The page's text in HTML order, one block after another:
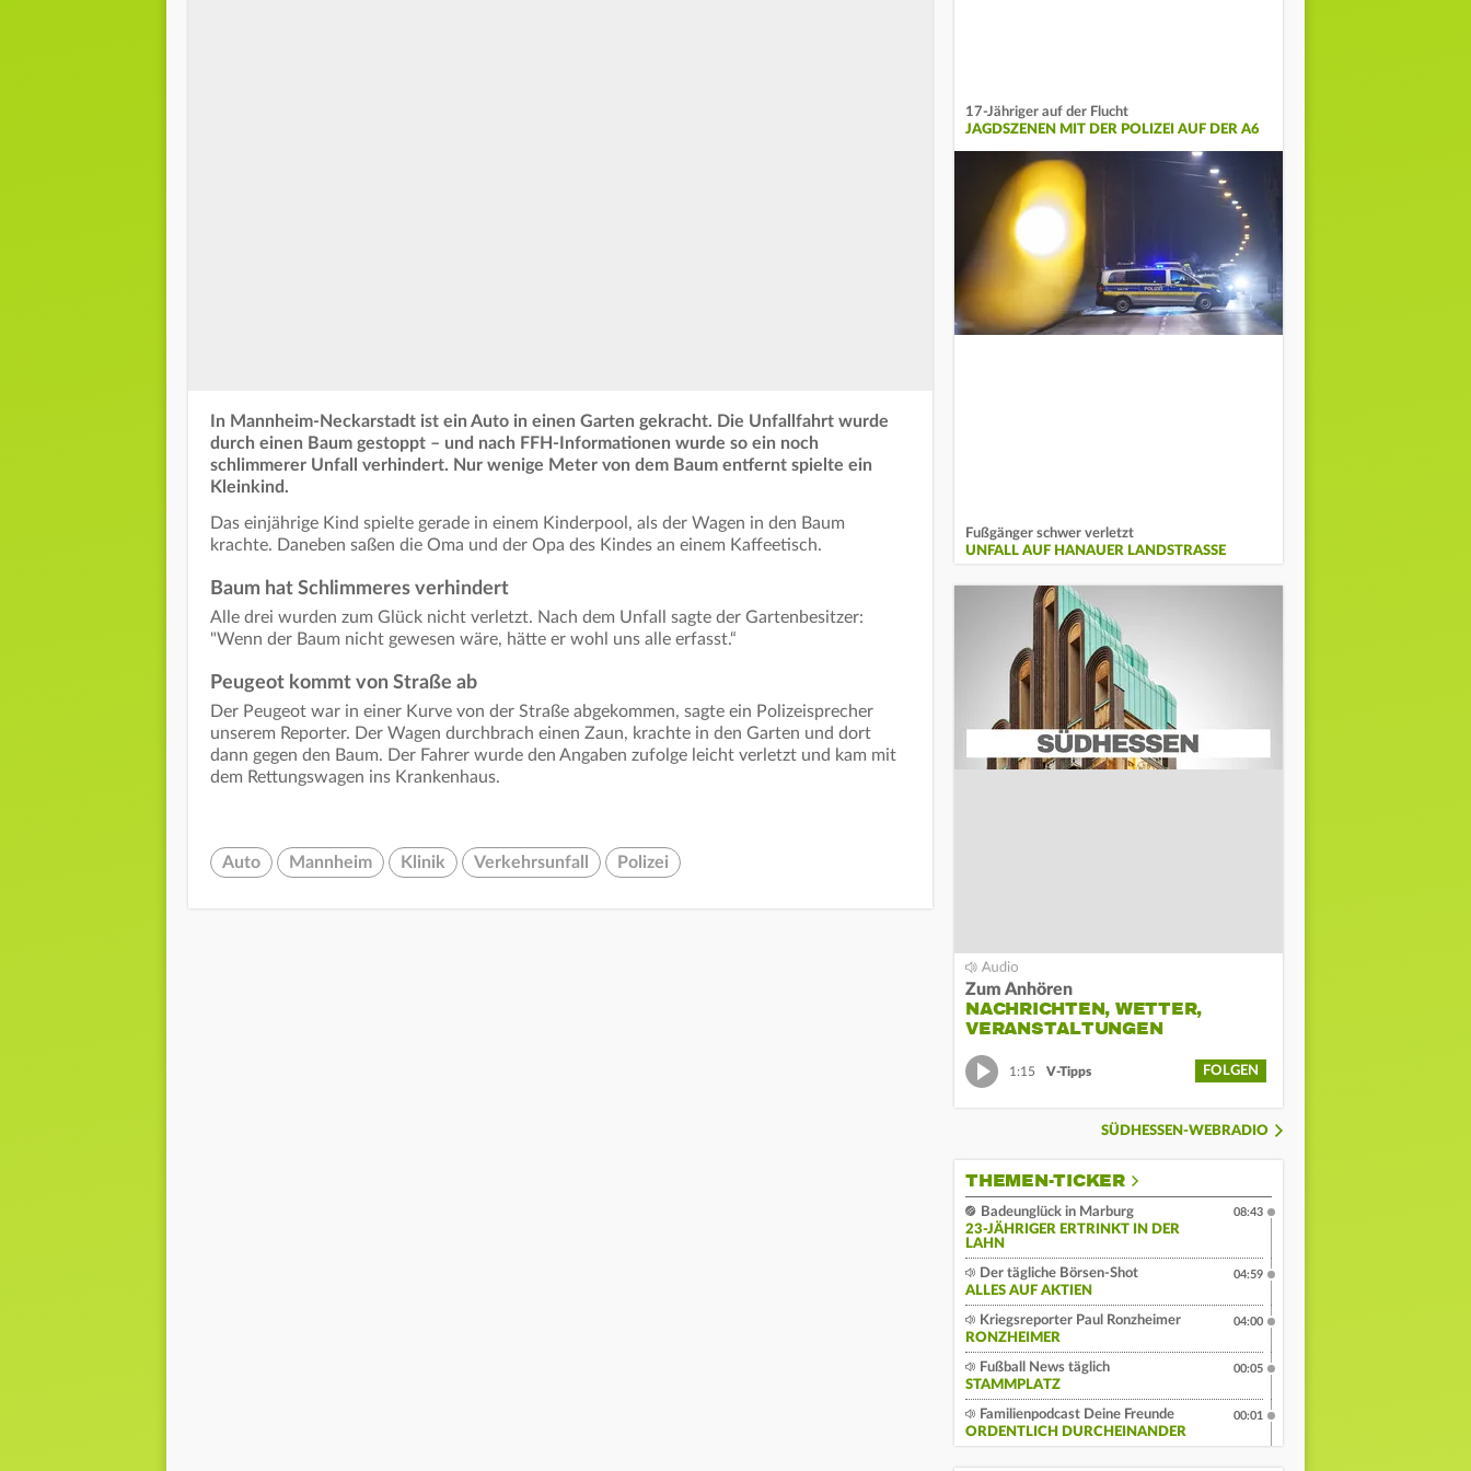
In Mannheim-Neckarstadt ist ein Auto in einen Garten gekracht. Die Unfallfahrt wurde
durch einen Baum gestoppt – und nach FFH-Informationen wurde so ein noch
schlimmerer Unfall verhindert. Nur wenige Meter von dem Baum entfernt spielte ein
Kleinkind.
Das einjährige Kind spielte gerade in einem Kinderpool, als der Wagen in den Baum
krachte. Daneben saßen die Oma und der Opa des Kindes an einem Kaffeetisch.
Baum hat Schlimmeres verhindert
Alle drei wurden zum Glück nicht verletzt. Nach dem Unfall sagte der Gartenbesitzer:
"Wenn der Baum nicht gewesen wäre, hätte er wohl uns alle erfasst.“
Peugeot kommt von Straße ab
Der Peugeot war in einer Kurve von der Straße abgekommen, sagte ein Polizeisprecher
unserem Reporter. Der Wagen durchbrach einen Zaun, krachte in den Garten und dort
dann gegen den Baum. Der Fahrer wurde den Angaben zufolge leicht verletzt und kam mit
dem Rettungswagen ins Krankenhaus.
Auto Mannheim Klinik Verkehrsunfall Polizei
17-Jähriger auf der Flucht
JAGDSZENEN MIT DER POLIZEI AUF DER A6
Fußgänger schwer verletzt
UNFALL AUF HANAUER LANDSTRASSE
Zum Anhören
NACHRICHTEN, WETTER,
VERANSTALTUNGEN
1:15 V-Tipps FOLGEN
SÜDHESSEN-WEBRADIO
THEMEN-TICKER
Badeunglück in Marburg
23-JÄHRIGER ERTRINKT IN DER
LAHN
08:43
Der tägliche Börsen-Shot
ALLES AUF AKTIEN
04:59
Kriegsreporter Paul Ronzheimer
RONZHEIMER
04:00
Fußball News täglich
STAMMPLATZ
00:05
Familienpodcast Deine Freunde
ORDENTLICH DURCHEINANDER
00:01